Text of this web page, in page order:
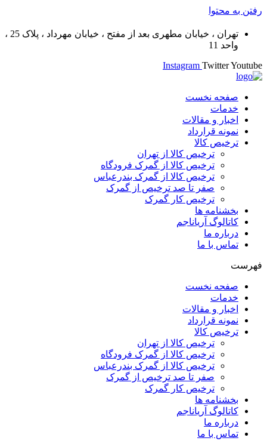
رفتن به محتوا
تهران ، خیابان مطهری بعد از مفتح ، خیابان مهرداد ، پلاک 25 ،
واحد 11
Instagram TwitterYoutube
صفحه نخست
خدمات
اخبار و مقالات
نمونه قرارداد
ترخیص کالا
ترخیص کالا از تهران
ترخیص کالا از گمرک فرودگاه
ترخیص کالا از گمرک بندرعباس
صفر تا صد ترخیص از گمرک
ترخیص کار گمرک
بخشنامه ها
کاتالوگ آریاناجم
درباره ما
تماس با ما
فهرست
صفحه نخست
خدمات
اخبار و مقالات
نمونه قرارداد
ترخیص کالا
ترخیص کالا از تهران
ترخیص کالا از گمرک فرودگاه
ترخیص کالا از گمرک بندرعباس
صفر تا صد ترخیص از گمرک
ترخیص کار گمرک
بخشنامه ها
کاتالوگ آریاناجم
درباره ما
تماس با ما